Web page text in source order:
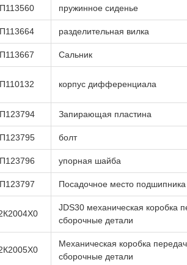
пружинное сиденье
разделительная вилка
Сальник
корпус дифференциала
Запирающая пластина
болт
упорная шайба
Посадочное место подшипника
JDS30 механическая коробка
сборочные детали
Механическая коробка
сборочные детали